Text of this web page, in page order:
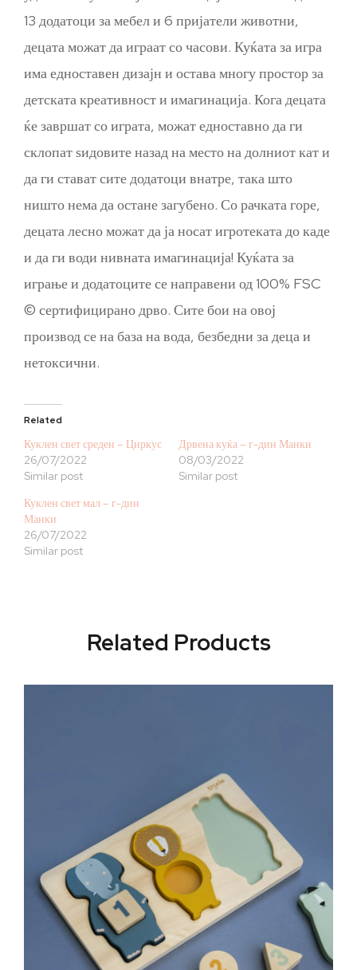
13 додатоци за мебел и 6 пријатели животни,
децата можат да играат со часови. Куќата за игра
има едноставен дизајн и остава многу простор за
детската креативност и имагинација. Кога децата
ќе завршат со играта, можат едноставно да ги
склопат ѕидовите назад на место на долниот кат и
да ги стават сите додатоци внатре, така што
ништо нема да остане загубено. Со рачката горе,
децата лесно можат да ја носат игротеката до каде
и да ги води нивната имагинација! Куќата за
играње и додатоците се направени од 100% FSC
© сертифицирано дрво. Сите бои на овој
производ се на база на вода, безбедни за деца и
нетоксични.
Related
Куклен свет среден – Циркус
26/07/2022
Similar post
Дрвена куќа – г-дин Манки
08/03/2022
Similar post
Куклен свет мал – г-дин
Манки
26/07/2022
Similar post
Related Products